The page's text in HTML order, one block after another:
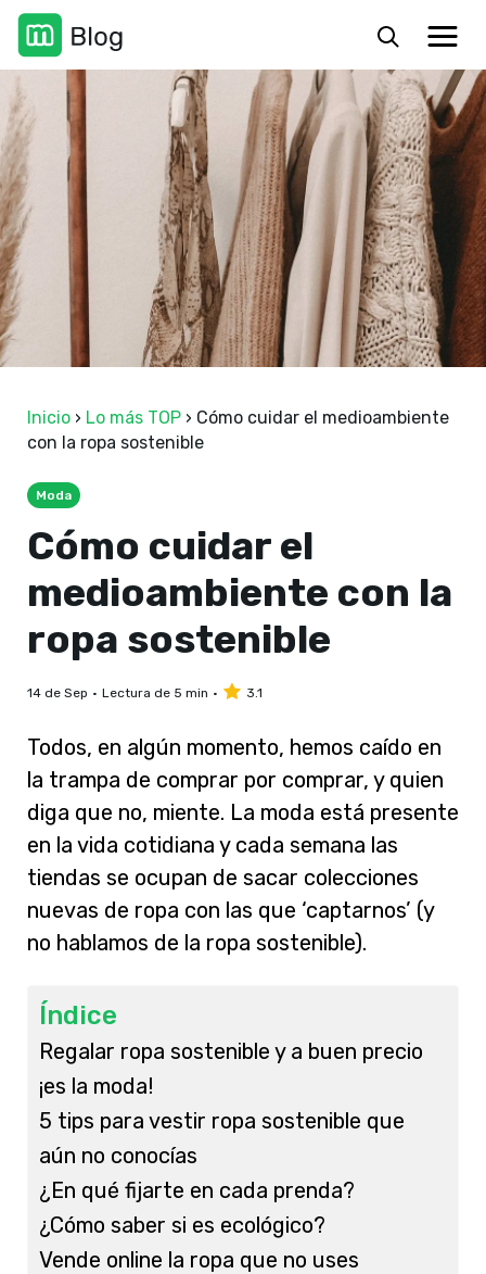
Inicio › Lo más TOP › Cómo cuidar el medioambiente
con la ropa sostenible
Moda
Cómo cuidar el
medioambiente con la
ropa sostenible
14 de Sep Lectura de 5 min 3.1
Todos, en algún momento, hemos caído en
la trampa de comprar por comprar, y quien
diga que no, miente. La moda está presente
en la vida cotidiana y cada semana las
tiendas se ocupan de sacar colecciones
nuevas de ropa con las que ‘captarnos’ (y
no hablamos de la ropa sostenible).
Índice
Regalar ropa sostenible y a buen precio
¡es la moda!
5 tips para vestir ropa sostenible que
aún no conocías
¿En qué fijarte en cada prenda?
¿Cómo saber si es ecológico?
Vende online la ropa que no uses